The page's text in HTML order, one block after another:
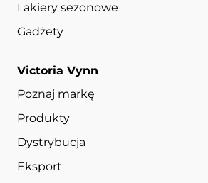
Lakiery sezonowe
Gadżety
Victoria Vynn
Poznaj markę
Produkty
Dystrybucja
Eksport